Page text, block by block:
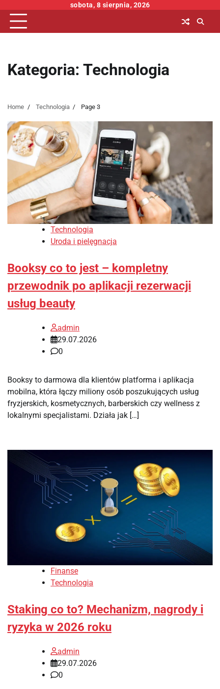
content
sobota, 8 sierpnia, 2026
Kategoria: Technologia
Home Technologia Page 3
Technologia
Uroda i pielęgnacja
Booksy co to jest – kompletny
przewodnik po aplikacji rezerwacji
usług beauty
admin
29.07.2026
0
Booksy to darmowa dla klientów platforma i aplikacja
mobilna, która łączy miliony osób poszukujących usług
fryzjerskich, kosmetycznych, barberskich czy wellness z
lokalnymi specjalistami. Działa jak […]
Finanse
Technologia
Staking co to? Mechanizm, nagrody i
ryzyka w 2026 roku
admin
29.07.2026
0